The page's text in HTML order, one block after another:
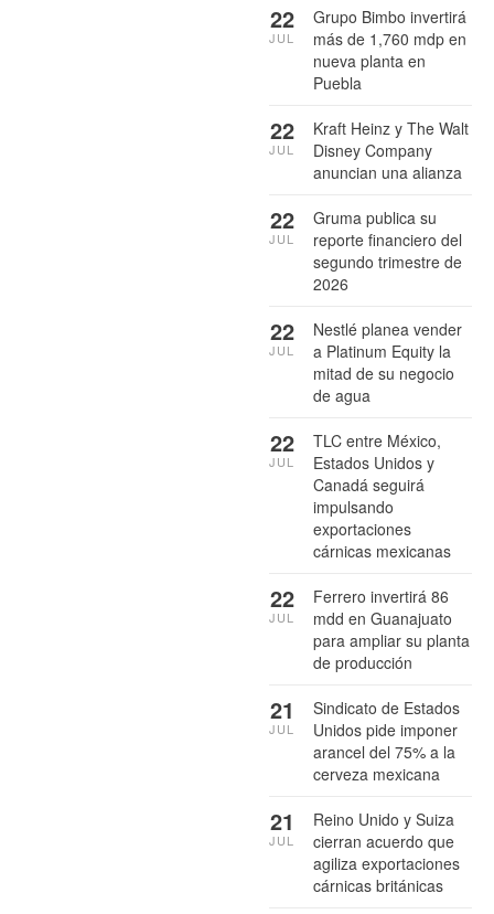
Grupo Bimbo invertirá
más de 1,760 mdp en
nueva planta en
Puebla
22
JUL
Kraft Heinz y The Walt
Disney Company
anuncian una alianza
22
JUL
Gruma publica su
reporte financiero del
segundo trimestre de
2026
22
JUL
Nestlé planea vender
a Platinum Equity la
mitad de su negocio
de agua
22
JUL
TLC entre México,
Estados Unidos y
Canadá seguirá
impulsando
exportaciones
cárnicas mexicanas
22
JUL
Ferrero invertirá 86
mdd en Guanajuato
para ampliar su planta
de producción
22
JUL
Sindicato de Estados
Unidos pide imponer
arancel del 75% a la
cerveza mexicana
21
JUL
Reino Unido y Suiza
cierran acuerdo que
agiliza exportaciones
cárnicas británicas
21
JUL